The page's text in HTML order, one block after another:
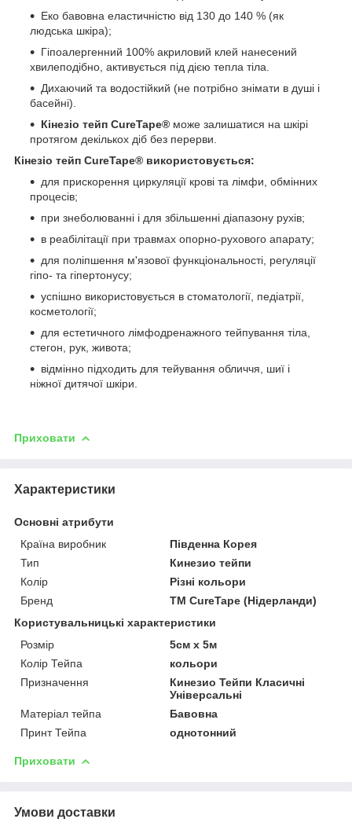
Еко бавовна еластичністю від 130 до 140 % (як
людська шкіра);
Гіпоалергенний 100% акриловий клей нанесений
хвилеподібно, активується під дією тепла тіла.
Дихаючий та водостійкий (не потрібно знімати в душі і
басейні).
Кінезіо тейп CureTape® може залишатися на шкірі
протягом декількох діб без перерви.
Кінезіо тейп CureTape® використовується:
для прискорення циркуляції крові та лімфи, обмінних
процесів;
при знеболюванні і для збільшенні діапазону рухів;
в реабілітації при травмах опорно-рухового апарату;
для поліпшення м'язової функціональності, регуляції
гіпо- та гіпертонусу;
успішно використовується в стоматології, педіатрії,
косметології;
для естетичного лімфодренажного тейпування тіла,
стегон, рук, живота;
відмінно підходить для тейування обличчя, шиї і
ніжної дитячої шкіри.
Приховати
Характеристики
Основні атрибути
Країна виробник
Південна Корея
Тип
Кинезио тейпи
Колір
Різні кольори
Бренд
TM CureTape (Нідерланди)
Користувальницькі характеристики
Розмір
5см х 5м
Колір Тейпа
кольори
Призначення
Кинезио Тейпи Класичні
Універсальні
Матеріал тейпа
Бавовна
Принт Тейпа
однотонний
Приховати
Умови доставки